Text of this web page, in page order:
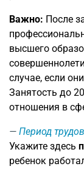
Важно: После
высшего
случае, если
Занятость до
отношения в
Период
Укажите здесь
ребенок